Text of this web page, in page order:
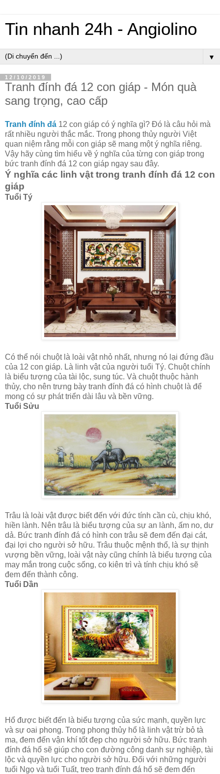
Tin nhanh 24h - Angiolino
▼
12/10/2019
Tranh đính đá 12 con giáp - Món quà
sang trọng, cao cấp
Tranh đính đá 12 con giáp có ý nghĩa gì? Đó là câu hỏi mà
rất nhiều người thắc mắc. Trong phong thủy người Việt
quan niệm rằng mỗi con giáp sẽ mang một ý nghĩa riêng.
Vậy hãy cùng tìm hiểu về ý nghĩa của từng con giáp trong
bức tranh đính đá 12 con giáp ngay sau đây.
Ý nghĩa các linh vật trong tranh đính đá 12 con
giáp
Tuổi Tý
Có thể nói chuột là loài vật nhỏ nhất, nhưng nó lại đứng đầu
của 12 con giáp. Là linh vật của người tuổi Tý. Chuột chính
là biểu tượng của tài lộc, sung túc. Và chuột thuộc hành
thủy, cho nên trưng bày tranh đính đá có hình chuột là để
mong có sự phát triển dài lâu và bền vững.
Tuổi Sửu
Trâu là loài vật được biết đến với đức tính cần cù, chịu khó,
hiền lành. Nên trâu là biểu tượng của sự an lành, ấm no, dư
dả. Bức tranh đính đá có hình con trâu sẽ đem đến đại cát,
đại lợi cho người sở hữu. Trâu thuộc mệnh thổ, là sự thịnh
vượng bền vững, loài vật này cũng chính là biểu tượng của
may mắn trong cuộc sống, co kiên trì và tính chịu khó sẽ
đem đến thành công.
Tuổi Dần
Hổ được biết đến là biểu tượng của sức mạnh, quyền lực
và sự oai phong. Trong phong thủy hổ là linh vật trừ bỏ tà
ma, đem đến vận khí tốt đẹp cho người sở hữu. Bức tranh
đính đá hổ sẽ giúp cho con đường công danh sự nghiệp, tài
lộc và quyền lực cho người sở hữu. Đối với những người
tuổi Ngọ và tuổi Tuất, treo tranh đính đá hổ sẽ đem đến